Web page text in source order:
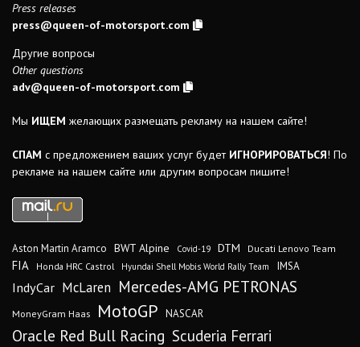
Press releases
press@queen-of-motorsport.com
Другие вопросы
Other questions
adv@queen-of-motorsport.com
Мы ИЩЕМ желающих размещать рекламу на нашем сайте!
СПАМ с предложением ваших услуг будет ИГНОРИРОВАТЬСЯ! По
рекламе на нашем сайте или другим вопросам пишите!
Aston Martin Aramco BWT Alpine Covid-19 DTM Ducati Lenovo Team
FIA Honda HRC Castrol Hyundai Shell Mobis World Rally Team IMSA
IndyCar McLaren Mercedes-AMG PETRONAS
MoneyGram Haas MotoGP NASCAR
Oracle Red Bull Racing Scuderia Ferrari